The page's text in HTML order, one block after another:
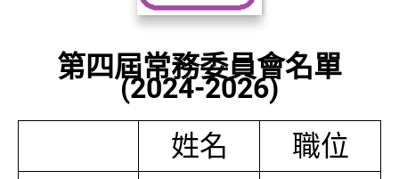
第四屆常務委員會名單
(2024-2026)
姓名
職位